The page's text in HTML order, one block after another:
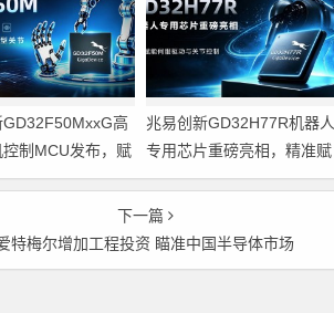
高
制MCU发布，赋
人关节驱动革新
兆易创新GD32H77R机器人
专用芯片重磅亮相，精准赋
能伺服驱动与关节控制
下一篇
特梅尔增加工程投资 瞄准中国半导体市场